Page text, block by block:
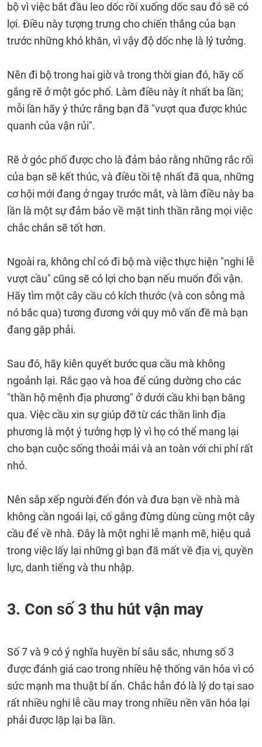
bộ vì việc bắt đầu leo ​​dốc rồi xuống dốc sau đó sẽ có
lợi. Điều này tượng trưng cho chiến thắng của bạn
trước những khó khăn, vì vậy độ dốc nhẹ là lý tưởng.
Nên đi bộ trong hai giờ và trong thời gian đó, hãy cố
gắng rẽ ở một góc phố. Làm điều này ít nhất ba lần;
mỗi lần hãy ý thức rằng bạn đã "vượt qua được khúc
quanh của vận rủi".
Rẽ ở góc phố được cho là đảm bảo rằng những rắc rối
của bạn sẽ kết thúc, và điều tồi tệ nhất đã qua, những
cơ hội mới đang ở ngay trước mắt, và làm điều này ba
lần là một sự đảm bảo về mặt tinh thần rằng mọi việc
chắc chắn sẽ tốt hơn.
Ngoài ra, không chỉ có đi bộ mà việc thực hiện "nghi lễ
vượt cầu" cũng sẽ có lợi cho bạn nếu muốn đổi vận.
Hãy tìm một cây cầu có kích thước (và con sông mà
nó bắc qua) tương đương với quy mô vấn đề mà bạn
đang gặp phải.
Sau đó, hãy kiên quyết bước qua cầu mà không
ngoảnh lại. Rắc gạo và hoa để cúng dường cho các
"thần hộ mệnh địa phương" ở dưới cầu khi bạn băng
qua. Việc cầu xin sự giúp đỡ từ các thần linh địa
phương là một ý tưởng hợp lý vì họ có thể mang lại
cho bạn cuộc sống thoải mái và an toàn với chi phí rất
nhỏ.
Nên sắp xếp người đến đón và đưa bạn về nhà mà
không cần ngoái lại, cố gắng đừng dùng cùng một cây
cầu để về nhà. Đây là một nghi lễ mạnh mẽ, hiệu quả
trong việc lấy lại những gì bạn đã mất về địa vị, quyền
lực, danh tiếng và thu nhập.
3. Con số 3 thu hút vận may
Số 7 và 9 có ý nghĩa huyền bí sâu sắc, nhưng số 3
được đánh giá cao trong nhiều hệ thống văn hóa vì có
sức mạnh ma thuật bí ẩn. Chắc hẳn đó là lý do tại sao
rất nhiều nghi lễ cầu may trong nhiều nền văn hóa lại
phải được lặp lại ba lần.